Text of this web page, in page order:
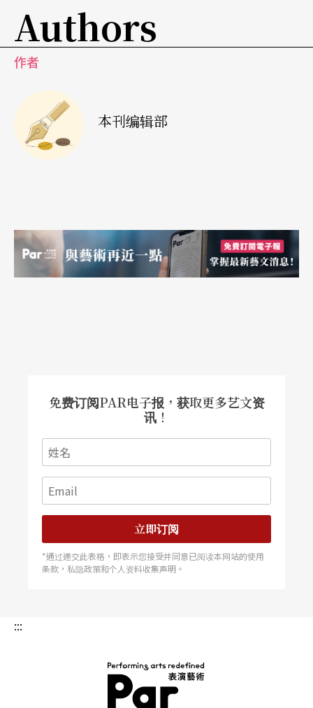
Authors
作者
本刊编辑部
免费订阅PAR电子报，获取更多艺文资
讯！
立即订阅
*通过递交此表格，即表示您接受并同意已阅读本网站的使用
条款，私隐政策和个人资料收集声明。
:::